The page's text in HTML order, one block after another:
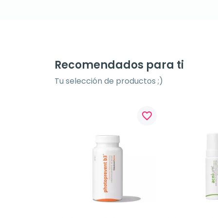
Recomendados para ti
Tu selección de productos ;)
favorite_border